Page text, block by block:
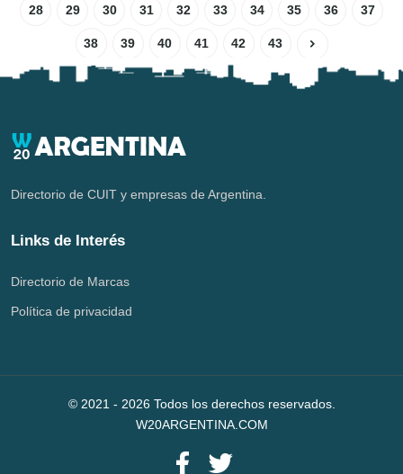
28 29 30 31 32 33 34 35 36 37
38 39 40 41 42 43
Directorio de CUIT y empresas de Argentina.
Links de Interés
Directorio de Marcas
Política de privacidad
© 2021 - 2026 Todos los derechos reservados.
W20ARGENTINA.COM